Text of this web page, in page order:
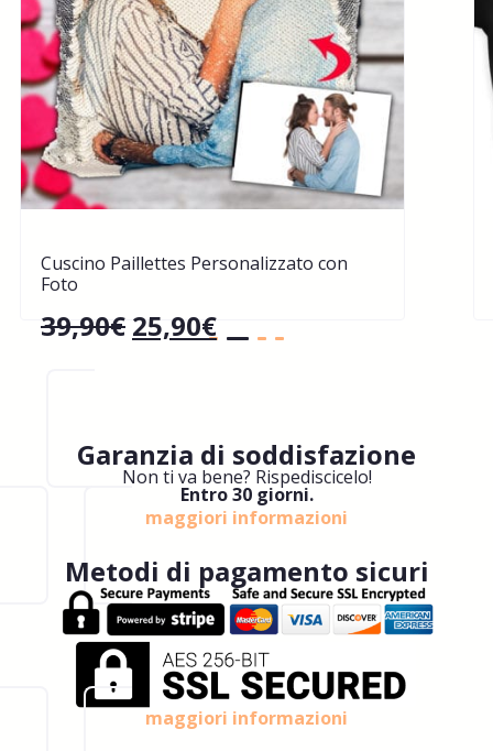
Cuscino Paillettes Personalizzato con
Foto
39,90€ 25,90€
Garanzia di soddisfazione
Non ti va bene? Rispediscicelo!
Entro 30 giorni.
maggiori informazioni
Metodi di pagamento sicuri
maggiori informazioni